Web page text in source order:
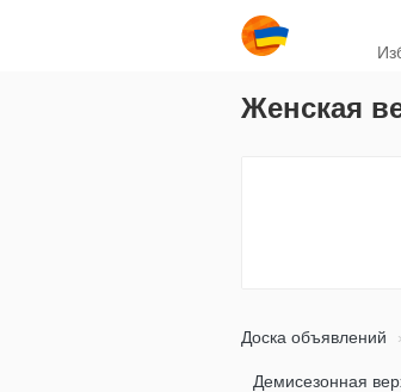
Женская
Доска объявлений
Демисезонная